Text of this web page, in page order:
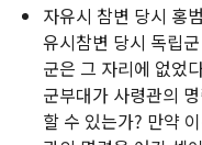
자유시 참변 당시 홍
유시참변 당시 독립
군은 그 자리에 없었
군부대가 사령관의
할 수 있는가? 만약